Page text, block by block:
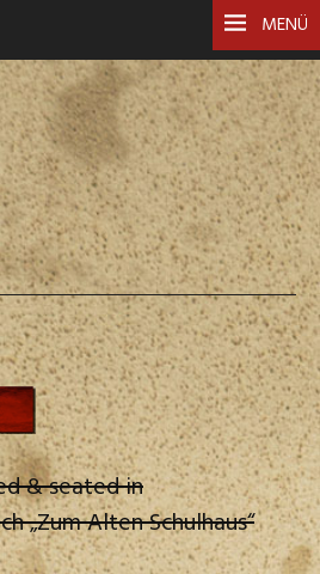
MENÜ
& seated in
„Zum Alten Schulhaus“